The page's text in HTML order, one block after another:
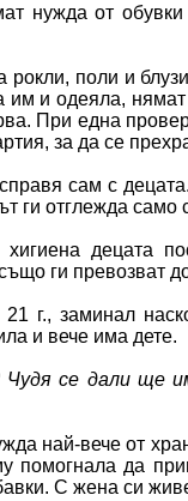
нужда от
рокли, поли и
им и одеяла,
При една
за да се
сам с
ги отглежда
децата
ги превозват
г., заминал
и вече има дете.
се дали ще
най-вече от
помогнала да
С жена си